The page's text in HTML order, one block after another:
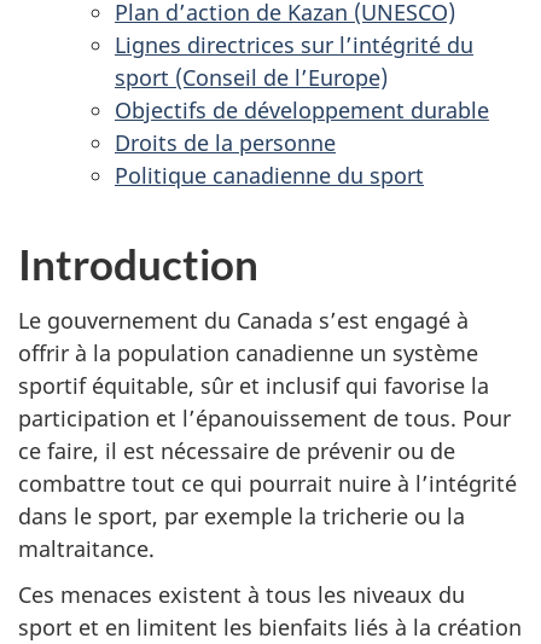
Plan d’action de Kazan (UNESCO)
Lignes directrices sur l’intégrité du
sport (Conseil de l’Europe)
Objectifs de développement durable
Droits de la personne
Politique canadienne du sport
Introduction
Le gouvernement du Canada s’est engagé à
offrir à la population canadienne un système
sportif équitable, sûr et inclusif qui favorise la
participation et l’épanouissement de tous. Pour
ce faire, il est nécessaire de prévenir ou de
combattre tout ce qui pourrait nuire à l’intégrité
dans le sport, par exemple la tricherie ou la
maltraitance.
Ces menaces existent à tous les niveaux du
sport et en limitent les bienfaits liés à la création